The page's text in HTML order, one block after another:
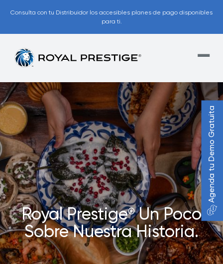
Consulta con tu Distribuidor los accesibles planes de pago disponibles
para ti.
Royal Prestige®Un Poco
Sobre Nuestra Historia.
Agenda tu Demo Gratuita